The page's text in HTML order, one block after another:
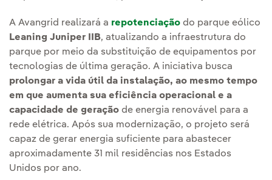
A Avangrid realizará a repotenciação do parque eólico
Leaning Juniper IIB, atualizando a infraestrutura do
parque por meio da substituição de equipamentos por
tecnologias de última geração. A iniciativa busca
prolongar a vida útil da instalação, ao mesmo tempo
em que aumenta sua eficiência operacional e a
capacidade de geração de energia renovável para a
rede elétrica. Após sua modernização, o projeto será
capaz de gerar energia suficiente para abastecer
aproximadamente 31 mil residências nos Estados
Unidos por ano.